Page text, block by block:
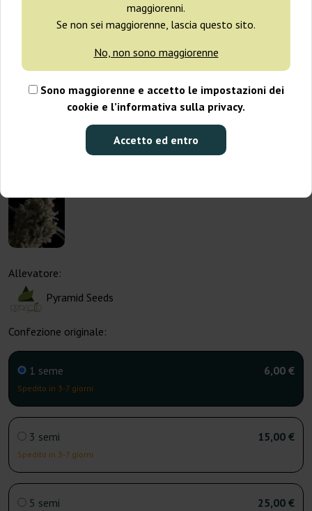
maggiorenni.
Se non sei maggiorenne, lascia questo sito.
No, non sono maggiorenne
Sono maggiorenne e accetto le impostazioni dei
cookie e l’informativa sulla privacy.
Accetto ed entro
Allevatore:
Pyramid Seeds
Confezione originale:
1 seme
Spedito in 3-7 giorni
6,00 €
3 semi
Spedito in 3-7 giorni
15,00 €
5 semi 25,00 €